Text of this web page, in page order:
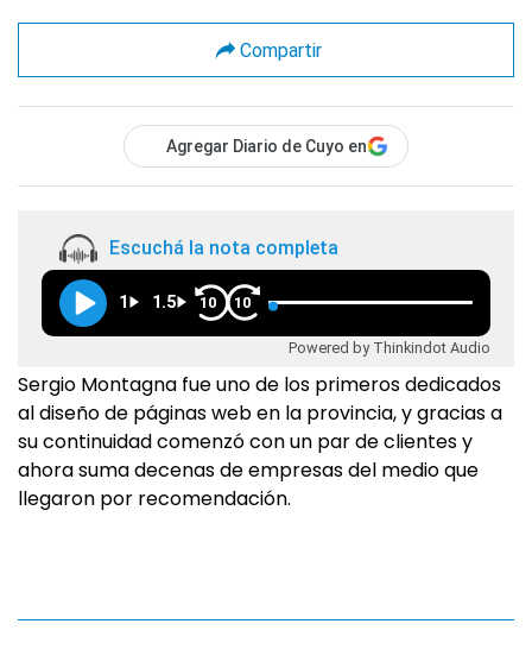
Compartir
Agregar Diario de Cuyo en
Escuchá la nota completa
1 1.5 10 10
Powered by Thinkindot Audio
Sergio Montagna fue uno de los primeros dedicados
al diseño de páginas web en la provincia, y gracias a
su continuidad comenzó con un par de clientes y
ahora suma decenas de empresas del medio que
llegaron por recomendación.